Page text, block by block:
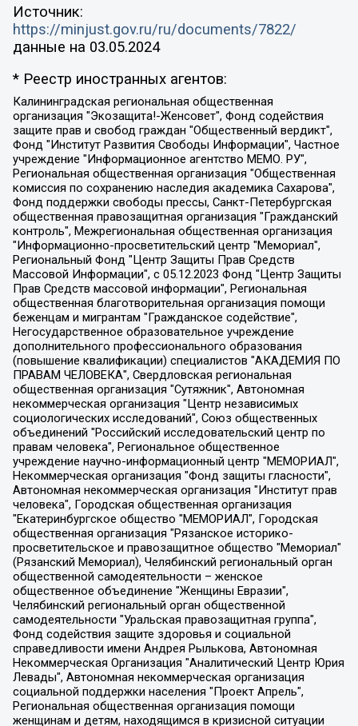
Источник:
https://minjust.gov.ru/ru/documents/7822/
данные на 03.05.2024
* Реестр иностранных агентов:
Калининградская региональная общественная организация "Экозащита!-Женсовет", Фонд содействия защите прав и свобод граждан "Общественный вердикт", Фонд "Институт Развития Свободы Информации", Частное учреждение "Информационное агентство МЕМО. РУ", Региональная общественная организация "Общественная комиссия по сохранению наследия академика Сахарова", Фонд поддержки свободы прессы, Санкт-Петербургская общественная правозащитная организация "Гражданский контроль", Межрегиональная общественная организация "Информационно-просветительский центр "Мемориал", Региональный Фонд "Центр Защиты Прав Средств Массовой Информации", с 05.12.2023 Фонд "Центр Защиты Прав Средств массовой информации", Региональная общественная благотворительная организация помощи беженцам и мигрантам "Гражданское содействие", Негосударственное образовательное учреждение дополнительного профессионального образования (повышение квалификации) специалистов "АКАДЕМИЯ ПО ПРАВАМ ЧЕЛОВЕКА", Свердловская региональная общественная организация "Сутяжник", Автономная некоммерческая организация "Центр независимых социологических исследований", Союз общественных объединений "Российский исследовательский центр по правам человека", Региональное общественное учреждение научно-информационный центр "МЕМОРИАЛ", Некоммерческая организация "Фонд защиты гласности", Автономная некоммерческая организация "Институт прав человека", Городская общественная организация "Екатеринбургское общество "МЕМОРИАЛ", Городская общественная организация "Рязанское историко-просветительское и правозащитное общество "Мемориал" (Рязанский Мемориал), Челябинский региональный орган общественной самодеятельности – женское общественное объединение "Женщины Евразии", Челябинский региональный орган общественной самодеятельности "Уральская правозащитная группа", Фонд содействия защите здоровья и социальной справедливости имени Андрея Рылькова, Автономная Некоммерческая Организация "Аналитический Центр Юрия Левады", Автономная некоммерческая организация социальной поддержки населения "Проект Апрель", Региональная общественная организация помощи женщинам и детям, находящимся в кризисной ситуации "Информационно-методический центр "Анна", Фонд содействия развитию массовых коммуникаций и правовому просвещению "Так-так-Так", Фонд содействия устойчивому развитию "Серебряная тайга", Свердловский региональный общественный фонд социальных проектов "Новое время", "Idel.Реалии", Кавказ.Реалии, Крым.Реалии, Телеканал Настоящее Время, Татаро-башкирская служба Радио Свобода (Azatliq Radiosi), Радио Свободная Европа/Радио Свобода (PCE/PC), "Сибирь.Реалии", "Фактограф", Благотворительный фонд помощи осужденным и их семьям, Автономная некоммерческая организация "Институт глобализации и социальных движений", Фонд "В защиту прав заключенных", Частное учреждение "Центр поддержки и содействия развитию средств массовой информации", Пензенский региональный общественный благотворительный фонд "Гражданский союз", "Север.Реалии", Некоммерческая организация Фонд "Правовая инициатива", Общество с ограниченной ответственностью "Радио Свободная Европа/Радио Свобода", Чешское информационное агентство "MEDIUM-ORIENT", Красноярская региональная общественная организация "Мы против СПИДа", Камалягин Денис Николаевич, Маркелов Сергей Евгеньевич, Пономарев Лев Александрович, Савицкая Людмила Алексеевна, Автономная некоммерческая организация "Центр по работе с проблемой насилия "НАСИЛИЮ.НЕТ", Межрегиональный профессиональный союз работников здравоохранения "Альянс врачей", Юридическое лицо, зарегистрированное в Латвийской Республике, SIA "Medusa Project" (регистрационный номер 40103797863, дата регистрации 10.06.2014), Некоммерческая организация "Фонд по борьбе с коррупцией", Автономная некоммерческая организация "Институт права и публичной политики", Баданин Роман Сергеевич, Гликин Максим Александрович, Железнова Мария Михайловна, Лукьянова Юлия Сергеевна, Маетная Елизавета Витальевна, Маняхин Петр Борисович, Чуракова Ольга Владимировна, Ярош Юлия Петровна, Юридическое лицо "The Insider SIA", зарегистрированное в Риге, Латвийская Республика (дата регистрации 26.06.2015), являющееся администратором доменного имени интернет-издания "The Insider SIA", https://theins.ru, Постернак Алексей Евгеньевич, Рубин Михаил Аркадьевич, Анин Роман Александрович, Юридическое лицо Istories fonds, зарегистрированное в Латвийской Республике (регистрационный номер 50008295751, дата регистрации 24.02.2020), Великовский Дмитрий Александрович, Долинина Ирина Николаевна, Мароховская Алеся Алексеевна, Шлейнов Роман Юрьевич, Шмагун Олеся Валентиновна, Общество с ограниченной ответственностью "Альтаир 2021", Общество с ограниченной ответственностью "Вега 2021", Общество с ограниченной ответственностью "Главный редактор 2021", Общество с ограниченной ответственностью "Ромашки монолит", Важенков Артем Валерьевич, Ивановская областная общественная организация "Центр гендерных исследований", Гурман Юрий Альбертович, Медиапроект "ОВД-Инфо", Егоров Владимир Владимирович, Жилинский Владимир Александрович, Общество с ограниченной ответственностью "ЗП", Иванова София Юрьевна, Карезина Инна Павловна, Кильтау Екатерина Викторовна, Петров Алексей Викторович, Пискунов Сергей Евгеньевич, Смирнов Сергей Сергеевич, Тихонов Михаил Сергеевич, Общество с ограниченной ответственностью "ЖУРНАЛИСТ-ИНОСТРАННЫЙ АГЕНТ", Арапова Галина Юрьевна, Вольтская Татьяна Анатольевна, Американская компания "Mason G.E.S. Anonymous Foundation" (США), являющаяся владельцем интернет-издания https://mnews.world/, Компания "Stichting Bellingcat", зарегистрированная в Нидерландах (дата регистрации 11.07.2018), Захаров Андрей Вячеславович, Клепиковская Екатерина Дмитриевна, Общество с ограниченной ответственностью "МЕМО", Перл Роман Александрович, Симонов Евгений Алексеевич, Соловьева Елена Анатольевна, Сотников Даниил Владимирович, Сурначева Елизавета Дмитриевна, Автономная некоммерческая организация по защите прав человека и информированию населения "Якутия – Наше Мнение", Общество с ограниченной ответственностью "Москоу диджитал медиа", с 26.01.2023 Общество с ограниченной ответственностью "Чайка Белые сады", Ветошкина Валерия Валерьевна, Заговора Максим Александрович, Межрегиональное общественное движение "Российская ЛГБТ - сеть", Оленичев Максим Владимирович, Павлов Иван Юрьевич, Скворцова Елена Сергеевна, Общество с ограниченной ответственностью "Как бы инагент", Кочетков Игорь Викторович, Общество с ограниченной ответственностью "Честные выборы", Еланчик Олег Александрович, Общество с ограниченной ответственностью "Нобелевский призыв", Гималова Регина Эмилевна, Григорьев Андрей Валерьевич, Григорьева Алина Александровна, Ассоциация по содействию защите прав призывников, альтернативнослужащих и военнослужащих "Правозащитная группа "Гражданин.Армия.Право", Хисамова Регина Фаритовна, Автономная некоммерческая организация по реализации социально-правовых программ "Лилит", Дальневосточное общественное движение "Маяк", Санкт-Петербургская ЛГБТ-инициативная группа "Выход", Инициативная группа ЛГБТ+ "Реверс", Алексеев Андрей Викторович, Бекбулатова Таисия Львовна, Беляев Иван Михайлович, Владыкина Елена Сергеевна, Гельман Марат Александрович, Никульшина Вероника Юрьевна, Толоконникова Надежда Андреевна, Шендерович Виктор Анатольевич, Общество с ограниченной ответственностью "Данное сообщение", Общество с ограниченной ответственностью Издательский дом "Новая глава", Айнбиндер Александра Александровна, Московский комьюнити-центр для ЛГБТ+инициатив, Благотворительный фонд развития филантропии, Deutsche Welle (Германия, Kurt-Schumacher-Strasse 3, 53113 Bonn), Борзунова Мария Михайловна, Воробьев Виктор Викторович, Голубева Анна Львовна, Константинова Алла Михайловна, Малкова Ирина Владимировна, Мурадов Мурад Абдулгалимович, Осетинская Елизавета Николаевна, Понасенков Евгений Николаевич, Ганапольский Матвей Юрьевич, Киселев Евгений Алексеевич, Борухович Ирина Григорьевна, Дремин Иван Тимофеевич, Дубровский Дмитрий Викторович, Красноярская региональная общественная организация поддержки и развития альтернативных образовательных технологий и межкультурных коммуникаций "ИНТЕРРА", Маяковская Екатерина Алексеевна, Фейгин Марк Захарович, Филимонов Андрей Викторович, Дзугкоева Регина Николаевна, Доброхотов Роман Александрович, Дудь Юрий Александрович, Елкин Сергей Владимирович, Кругликов Кирилл Игоревич, Сабунаева Мария Леонидовна, Семенов Алексей Владимирович, Шаинян Карен Багратович, Шульман Екатерина Михайловна, Асафьев Артур Валерьевич, Вахштайн Виктор Семенович, Венедиктов Алексей Алексеевич, Лушникова Екатерина Евгеньевна, Волков Леонид Михайлович, Невзоров Александр Глебович, Пархоменко Сергей Борисович, Сироткин Ярослав Николаевич, Кара-Мурза Владимир Владимирович, Баранова Наталья Владимировна, Гозман Леонид Яковлевич, Кагарлицкий Борис Юльевич, Климарев Михаил Валерьевич, Милов Владимир Станиславович, Автономная некоммерческая организация Краснодарский центр современного искусства "Типография", Моргенштерн Алишер Тагирович, Соболь Любовь Эдуардовна, Общество с ограниченной ответственностью "ЛИЗА НОРМ", Каспаров Гарри Кимович, Ходорковский Михаил Борисович, Общество с ограниченной ответственностью "Апрельские тезисы", Данилович Ирина Брониславовна, Кашин Олег Владимирович, Петров Николай Владимирович, Пивоваров Алексей Владимирович, Соколов Михаил Владимирович, Цветкова Юлия Владимировна, Чичваркин Евгений Александрович, Комитет против пыток/Команда против пыток, Общество с ограниченной ответственностью "Первый научный", Общество с ограниченной ответственностью "Вертолет и ко", Белоцерковская Вероника Борисовна, Кац Максим Евгеньевич, Лазарева Татьяна Юрьевна, Шаведдинов Руслан Табризович, Яшин Илья Валерьевич, Общество с ограниченной ответственностью "Иноагент ААВ", Алешковский Дмитрий Петрович, Альбац Евгения Марковна, Быков Дмитрий Львович, Галямина Юлия Евгеньевна, Лойко Сергей Леонидович, Мартынов Кирилл Константинович, Медведев Сергей Александрович, Крашенинников Федор Геннадиевич, Гордеева Катерина Вл